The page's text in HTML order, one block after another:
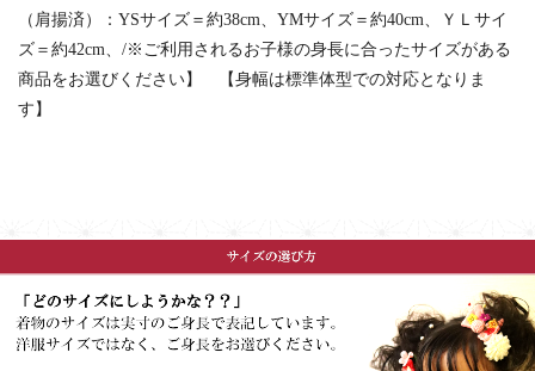
（肩揚済）：YSサイズ＝約38cm、YMサイズ＝約40cm、ＹＬサイ
ズ＝約42cm、/※ご利用されるお子様の身長に合ったサイズがある
商品をお選びください】 【身幅は標準体型での対応となりま
す】